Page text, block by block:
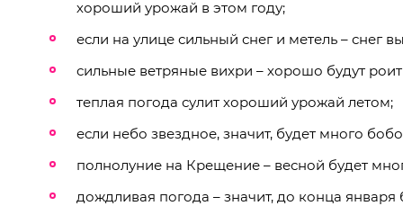
хороший урожай в этом году;
если на улице сильный снег и метель – снег
сильные ветряные вихри – хорошо будут
теплая погода сулит хороший урожай летом;
если небо звездное, значит, будет много
полнолуние на Крещение – весной будет
дождливая погода – значит, до конца января